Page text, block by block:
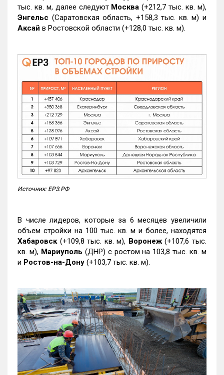
тыс. кв. м, далее следуют Москва (+212,7 тыс. кв. м),
Энгельс (Саратовская область, +158,3 тыс. кв. м) и
Аксай в Ростовской области (+128,0 тыс. кв. м).
Источник: ЕРЗ.РФ
В числе лидеров, которые за 6 месяцев увеличили
объем стройки на 100 тыс. кв. м и более, находятся
Хабаровск (+109,8 тыс. кв. м), Воронеж(+107,6 тыс.
кв. м), Мариуполь (ДНР) с ростом на 103,8 тыс. кв. м
и Ростов-на-Дону (+103,7 тыс. кв. м).